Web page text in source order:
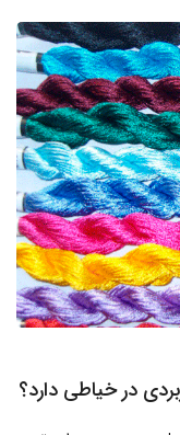
در خیاطی دارد؟